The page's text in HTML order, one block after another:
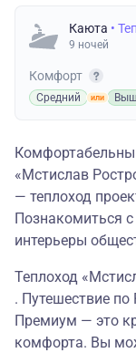
Каюта •
9 ночей
Комфорт
Средний
«Мстислав
— теплоход
Познакомиться
интерьеры
Теплоход
. Путешествие по
Премиум — это
комфорта. Вы